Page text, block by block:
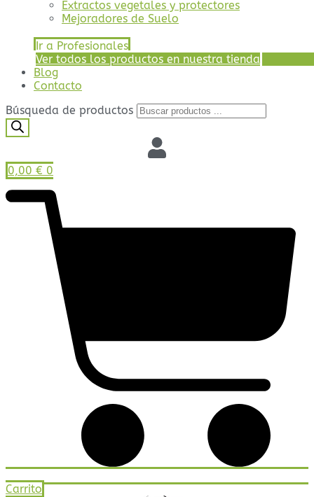
Extractos vegetales y protectores
Mejoradores de Suelo
Ir a Profesionales
Ver todos los productos en nuestra tienda
Blog
Contacto
Búsqueda de productos
0,00 € 0
Carrito